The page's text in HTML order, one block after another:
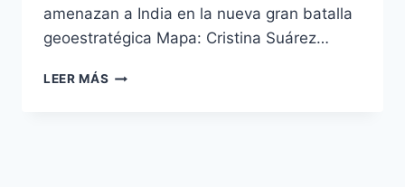
amenazan a India en la nueva gran batalla
geoestratégica Mapa: Cristina Suárez…
LEER MÁS BALONCESTO